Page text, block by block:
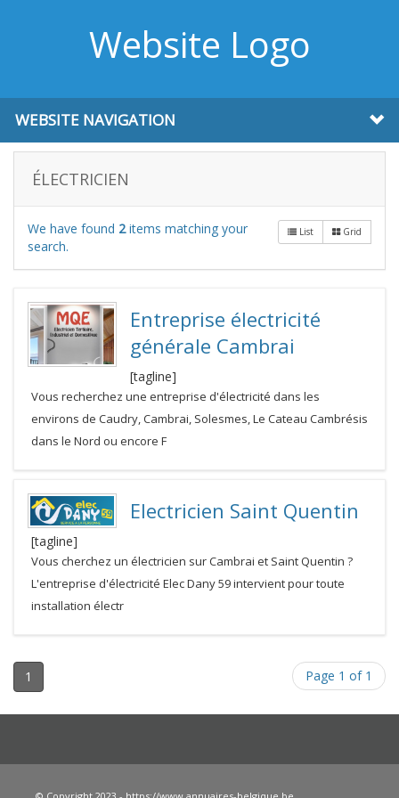
Website Logo
WEBSITE NAVIGATION
ÉLECTRICIEN
List Grid
We have found 2items matching your
search.
Entreprise électricité
générale Cambrai
[tagline]
Vous recherchez une entreprise d'électricité dans les
environs de Caudry, Cambrai, Solesmes, Le Cateau Cambrésis
dans le Nord ou encore F
Electricien Saint Quentin
[tagline]
Vous cherchez un électricien sur Cambrai et Saint Quentin ?
L'entreprise d'électricité Elec Dany 59 intervient pour toute
installation électr
1 Page 1 of 1